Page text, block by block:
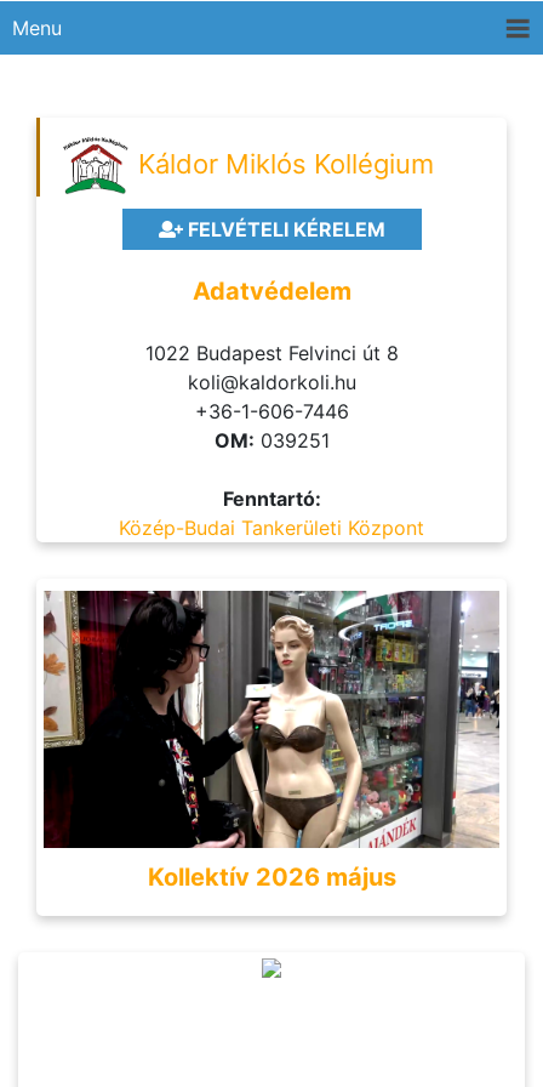
Menu
Káldor Miklós Kollégium
FELVÉTELI KÉRELEM
Adatvédelem
1022 Budapest Felvinci út 8
koli@kaldorkoli.hu
+36-1-606-7446
OM: 039251
Fenntartó:
Közép-Budai Tankerületi Központ
Kollektív 2026 május